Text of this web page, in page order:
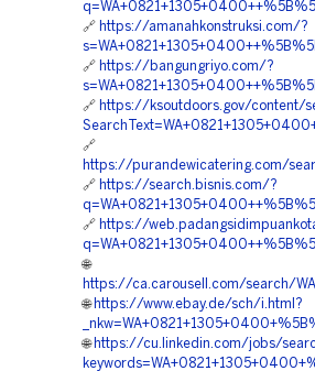
🔗 https://amanahkonstruksi.com/?
🔗 https://bangungriyo.com/?
🔗 https://ksoutdoors.gov/content/
🔗
https://purandewicatering.com/
🔗 https://search.bisnis.com/?
🔗 https://
🌐
https://ca.carousell.com/search/
🌐 https://www.ebay.de/sch/i.html?
🌐 https://cu.linkedin.com/jobs/